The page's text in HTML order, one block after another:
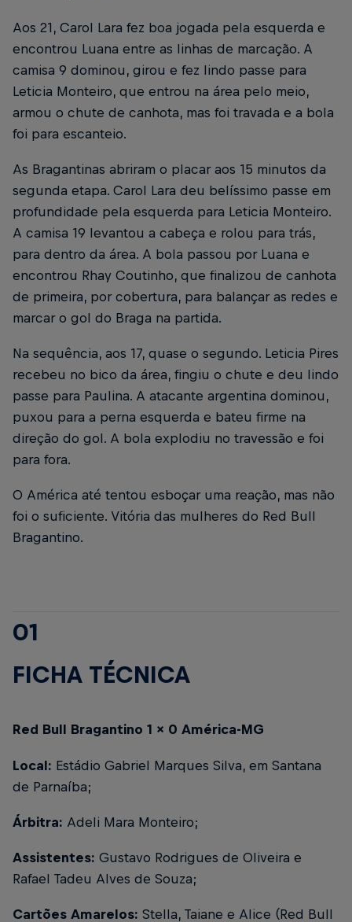
Aos 21, Carol Lara fez boa jogada pela esquerda e
encontrou Luana entre as linhas de marcação. A
camisa 9 dominou, girou e fez lindo passe para
Leticia Monteiro, que entrou na área pelo meio,
armou o chute de canhota, mas foi travada e a bola
foi para escanteio.
As Bragantinas abriram o placar aos 15 minutos da
segunda etapa. Carol Lara deu belíssimo passe em
profundidade pela esquerda para Leticia Monteiro.
A camisa 19 levantou a cabeça e rolou para trás,
para dentro da área. A bola passou por Luana e
encontrou Rhay Coutinho, que finalizou de canhota
de primeira, por cobertura, para balançar as redes e
marcar o gol do Braga na partida.
Na sequência, aos 17, quase o segundo. Leticia Pires
recebeu no bico da área, fingiu o chute e deu lindo
passe para Paulina. A atacante argentina dominou,
puxou para a perna esquerda e bateu firme na
direção do gol. A bola explodiu no travessão e foi
para fora.
O América até tentou esboçar uma reação, mas não
foi o suficiente. Vitória das mulheres do Red Bull
Bragantino.
01
FICHA TÉCNICA
Red Bull Bragantino 1 x 0 América-MG
Local: Estádio Gabriel Marques Silva, em Santana
de Parnaíba;
Árbitra: Adeli Mara Monteiro;
Assistentes: Gustavo Rodrigues de Oliveira e
Rafael Tadeu Alves de Souza;
Cartões Amarelos: Stella, Taiane e Alice (Red Bull